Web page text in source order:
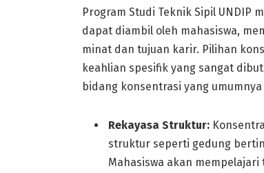
Program Studi Teknik Sipil UNDIP
dapat diambil oleh mahasiswa,
minat dan tujuan karir. Pilihan
keahlian spesifik yang sangat
bidang konsentrasi yang
Rekayasa Struktur:
struktur seperti gedung
Mahasiswa akan